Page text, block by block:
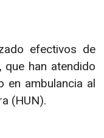
efectivos de
han atendido
en ambulancia al
(HUN).